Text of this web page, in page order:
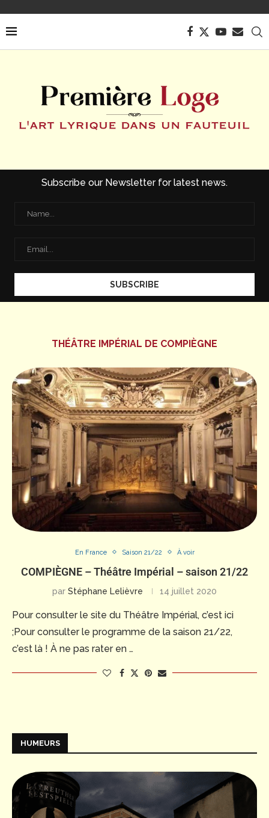
Subscribe our Newsletter for latest news.
THÉÂTRE IMPÉRIAL DE COMPIÈGNE
En France Saison 21/22 À voir
COMPIÈGNE – Théâtre Impérial – saison 21/22
par Stéphane Lelièvre 14 juillet 2020
Pour consulter le site du Théâtre Impérial, c’est ici
;Pour consulter le programme de la saison 21/22,
c’est là ! À ne pas rater en …
HUMEURS